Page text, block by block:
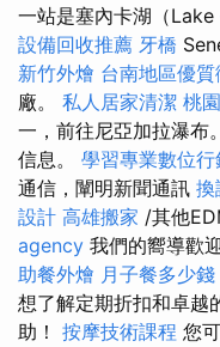
一站是塞內卡湖（Lake
設備回收推薦 牙橋
新竹外燴 台南地區優質
廠。 私人居家清潔 桃
一，前往尼亞加拉瀑布
信息。 學習專業數位
通信，闡明新聞通訊 換
設計 高雄搬家 /其他
agency 我們的嚮導歡
助餐外燴 月子餐多少錢
想了解定期折扣和卓越
助！ 按摩技術課程 您